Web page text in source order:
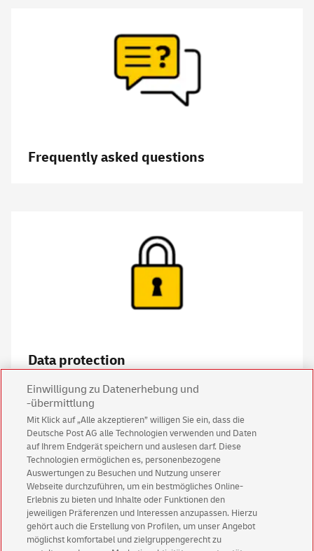
Frequently asked questions
Data protection
Einwilligung zu Datenerhebung und
-übermittlung
Mit Klick auf „Alle akzeptieren” willigen Sie ein, dass die
Deutsche Post AG alle Technologien verwenden und Daten
auf Ihrem Endgerät speichern und auslesen darf. Diese
Technologien ermöglichen es, personenbezogene
Auswertungen zu Besuchen und Nutzung unserer
Webseite durchzuführen, um ein bestmögliches Online-
Erlebnis zu bieten und Inhalte oder Funktionen den
jeweiligen Präferenzen und Interessen anzupassen. Hierzu
gehört auch die Erstellung von Profilen, um unser Angebot
möglichst komfortabel und zielgruppengerecht zu